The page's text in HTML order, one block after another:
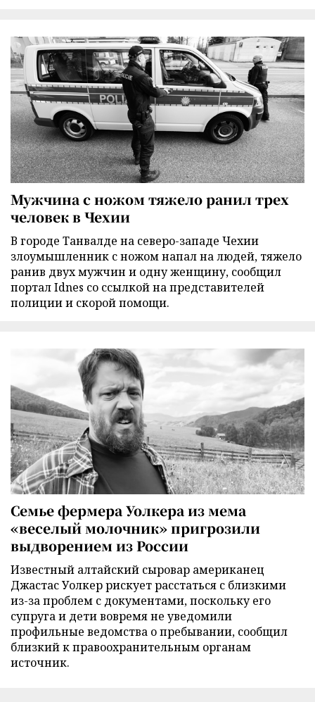
Мужчина с ножом тяжело ранил трех
человек в Чехии
В городе Танвалде на северо-западе Чехии
злоумышленник с ножом напал на людей, тяжело
ранив двух мужчин и одну женщину, сообщил
портал Idnes со ссылкой на представителей
полиции и скорой помощи.
Семье фермера Уолкера из мема
«веселый молочник» пригрозили
выдворением из России
Известный алтайский сыровар американец
Джастас Уолкер рискует расстаться с близкими
из-за проблем с документами, поскольку его
супруга и дети вовремя не уведомили
профильные ведомства о пребывании, сообщил
близкий к правоохранительным органам
источник.